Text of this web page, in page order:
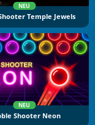
NEU
Temple Jewels
NEU
Shooter Neon